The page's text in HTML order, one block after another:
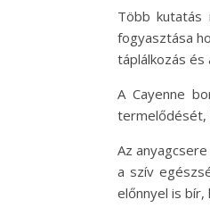
Több kutatás
fogyasztása
táplálkozás
A Cayenne
termelődését,
Az
a szív
előnnyel is